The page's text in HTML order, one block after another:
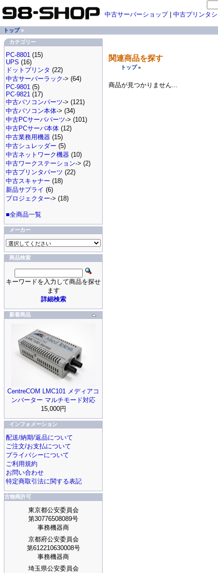
関連商品を探す
トップ»
商品が見つかりません...
中古サーバーショップ| 中古プリンタ
トップ»
カテゴリー
PC-8801 (15)
UPS (16)
ドットプリンタ (22)
中古サーバーラック-> (64)
PC-9801 (5)
PC-9821 (17)
中古パソコンパーツ-> (121)
中古パソコン本体-> (34)
中古PCサーバパーツ-> (101)
中古PCサーバ本体 (12)
中古業務用機器 (15)
中古シュレッダー (5)
中古ネットワーク機器 (10)
中古ワークステーション-> (2)
中古プリンタパーツ (22)
中古スキャナー (18)
新品サプライ (6)
プロジェクター-> (18)
■全商品一覧
メーカー
商品検索
キーワードを入力して商品を探せ
ます
詳細検索
新着商品
CentreCOM LMC101 メディアコ
ンバーター マルチモード対応
15,000円
インフォメーション
配送/納期/返品について
ご注文/お支払について
プライバシーについて
ご利用規約
お問い合わせ
特定商取引法に関する表記
古物商許可
東京都公安委員会
第30776508089号
事務機器商
京都府公安委員会
第612210630008号
事務機器商
埼玉県公安委員会